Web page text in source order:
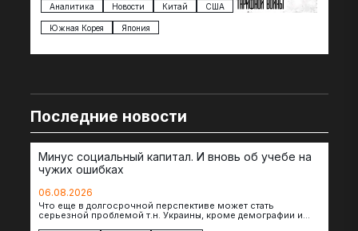
импорта из более 100 стран…
Аналитика Новости Китай США
Южная Корея Япония
Последние новости
Минус социальный капитал. И вновь об учебе на
чужих ошибках
06.08.2026
Что еще в долгосрочной перспективе может стать
серьезной проблемой т.н. Украины, кроме демографии и